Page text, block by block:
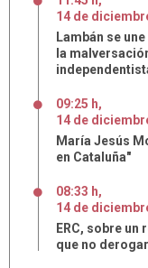
14 de
Lambán se
la
09:25 h,
14 de
María Jesús
en Cataluña"
08:33 h,
14 de
ERC, sobre
que no